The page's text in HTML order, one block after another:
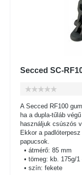
Secced SC-
A Secced RF100
ha a dupla-tűláb
használjuk csúszós
Ekkor a
papucsok.
• átmérő: 85 mm
• tömeg: kb. 175g/
• szín: fekete